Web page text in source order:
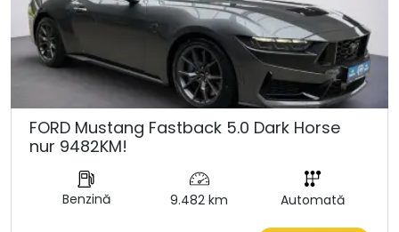
FORD Mustang Fastback 5.0 Dark Horse
nur 9482KM!
Benzină 9.482 km Automată